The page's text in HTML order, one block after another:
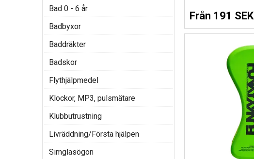
Bad 0 - 6 år
Badbyxor
Baddräkter
Badskor
Flythjälpmedel
Klockor, MP3, pulsmätare
Klubbutrustning
Livräddning/Första hjälpen
Simglasögon
Från 191 SEK